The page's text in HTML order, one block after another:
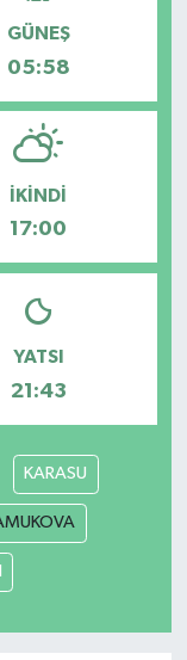
GÜNEŞ
05:58
İKINDI
17:00
YATSI
21:43
KARASU